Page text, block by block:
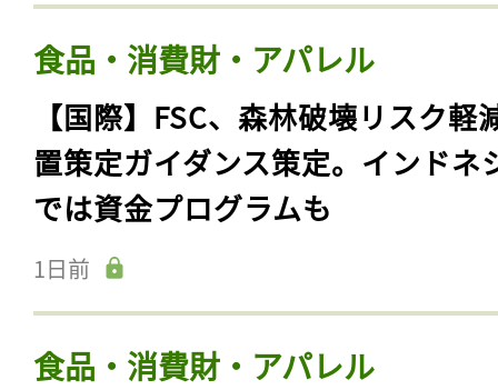
食品・消費財・アパレル
【国際】FSC、森林破壊リスク軽
置策定ガイダンス策定。インドネ
では資金プログラムも
1日前
食品・消費財・アパレル